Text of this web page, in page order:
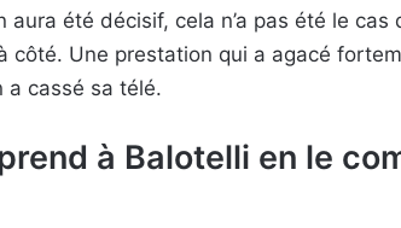
aura été décisif, cela n’a pas été le cas
côté. Une prestation qui a agacé
a cassé sa télé.
à Balotelli en le